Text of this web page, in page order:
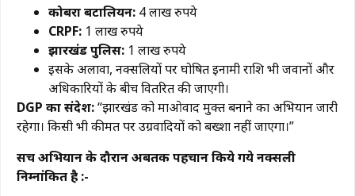
कोबरा बटालियन: 4 लाख रुपये
CRPF: 1 लाख रुपये
झारखंड पुलिस: 1 लाख रुपये
​इसके अलावा, नक्सलियों पर घोषित इनामी राशि भी जवानों और
अधिकारियों के बीच वितरित की जाएगी।
DGP का संदेश:“झारखंड को माओवाद मुक्त बनाने का अभियान जारी
रहेगा। किसी भी कीमत पर उग्रवादियों को बख्शा नहीं जाएगा।”
सर्च अभियान के दौरान अबतक पहचान किये गये नक्सली
निम्नांकित है :-